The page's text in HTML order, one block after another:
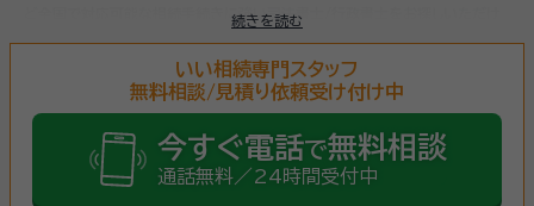
続きを読む
全国で対応可能な相続手続きに強い司法書士/行政書士をお探しいただけ
変更、相続税の申告・納税（相続財産が基礎控除額を超えていた場合）など多岐
に渡るため、相続手続きに強い専門家にまずは相談 しましょう。
いい相続専門スタッフ
無料相談/見積り依頼受け付け中
今すぐ電話で無料相談
通話無料／24時間受付中